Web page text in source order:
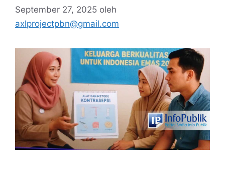
September 27, 2025 oleh
axlprojectpbn@gmail.com